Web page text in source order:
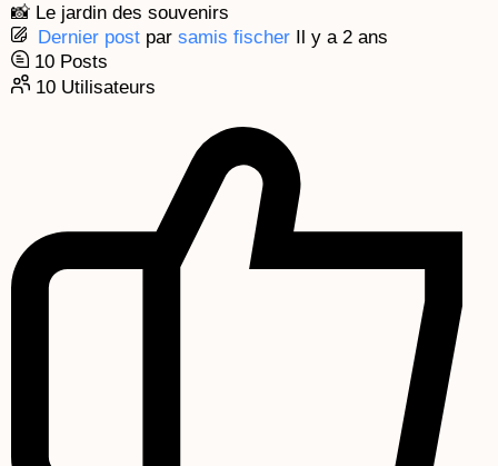
📸 Le jardin des souvenirs
Dernier post par samis fischer Il y a 2 ans
10 Posts
10 Utilisateurs